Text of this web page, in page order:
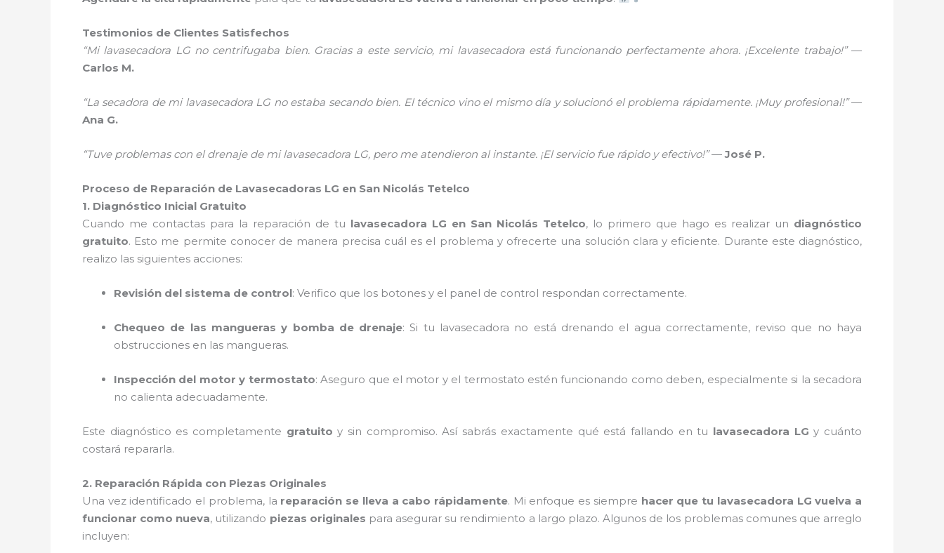
Testimonios de Clientes Satisfechos
“Mi lavasecadora LG no centrifugaba bien. Gracias a este servicio, mi lavasecadora está funcionando perfectamente ahora. ¡Excelente trabajo!”—
Carlos M.
“La secadora de mi lavasecadora LG no estaba secando bien. El técnico vino el mismo día y solucionó el problema rápidamente. ¡Muy profesional!”—
Ana G.
“Tuve problemas con el drenaje de mi lavasecadora LG, pero me atendieron al instante. ¡El servicio fue rápido y efectivo!”—José P.
Proceso de Reparación de Lavasecadoras LG en San Nicolás Tetelco
1. Diagnóstico Inicial Gratuito
Cuando me contactas para la reparación de tu lavasecadora LG en San Nicolás Tetelco, lo primero que hago es realizar un diagnóstico
gratuito. Esto me permite conocer de manera precisa cuál es el problema y ofrecerte una solución clara y eficiente. Durante este diagnóstico,
realizo las siguientes acciones:
Revisión del sistema de control: Verifico que los botones y el panel de control respondan correctamente.
Chequeo de las mangueras y bomba de drenaje: Si tu lavasecadora no está drenando el agua correctamente, reviso que no haya
obstrucciones en las mangueras.
Inspección del motor y termostato: Aseguro que el motor y el termostato estén funcionando como deben, especialmente si la secadora
no calienta adecuadamente.
Este diagnóstico es completamente gratuito y sin compromiso. Así sabrás exactamente qué está fallando en tu lavasecadora LG y cuánto
costará repararla.
2. Reparación Rápida con Piezas Originales
Una vez identificado el problema, la reparación se lleva a cabo rápidamente. Mi enfoque es siempre hacer que tu lavasecadora LG vuelva a
funcionar como nueva, utilizando piezas originales para asegurar su rendimiento a largo plazo. Algunos de los problemas comunes que arreglo
incluyen: